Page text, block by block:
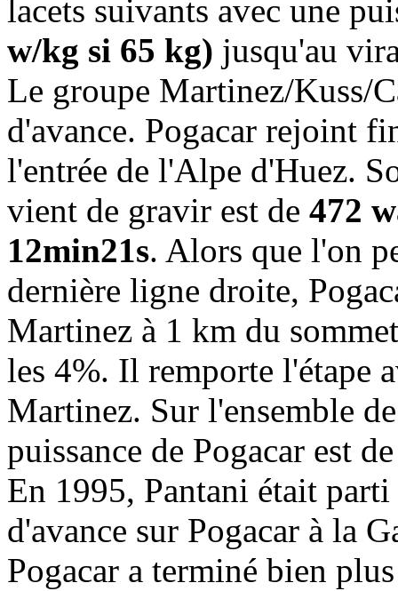
lacets suivants avec une
w/kg si 65 kg) jusqu'au
Le groupe Martinez/Kuss/
d'avance. Pogacar rejoint
l'entrée de l'Alpe d'Huez.
vient de gravir est de 472
12min21s. Alors que l'on
dernière ligne droite,
Martinez à 1 km du
les 4%. Il remporte l'étape
Martinez. Sur l'ensemble
puissance de Pogacar est
En 1995, Pantani était
d'avance sur Pogacar à la
Pogacar a terminé bien